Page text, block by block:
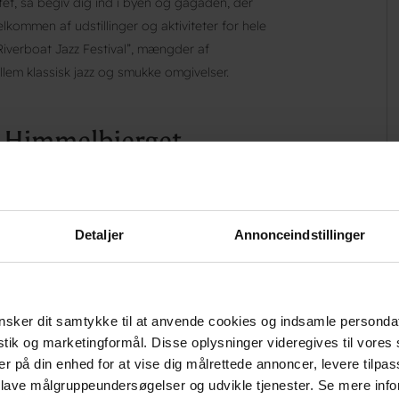
Detaljer Annonceindstillinger
dit samtykke til at anvende cookies og indsamle
og marketingformål. Disse oplysninger videregives til vores
på din enhed for at vise dig målrettede annoncer, levere
målgruppeundersøgelser og udvikle tjenester. Se mere
af udstillinger og aktiviteter for hele
Jazz Festival”, mængder af
klassisk jazz og smukke omgivelser.
Hjejlen, som sejler dig ud på søerne og
sig på nethinden hos både børn og
& Poul samt personalet, velkommen
af byen med